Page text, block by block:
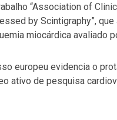
“Association of
by Scintigraphy”,
miocárdica avaliado
europeu evidencia o
ativo de pesquisa